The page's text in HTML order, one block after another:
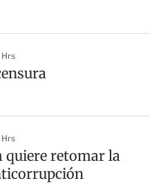
quiere retomar la